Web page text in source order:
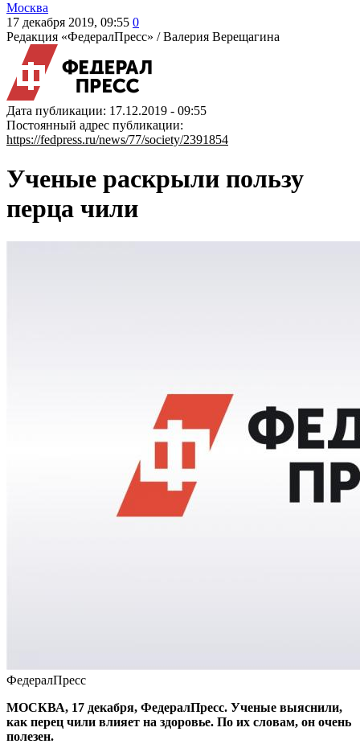
Москва
17 декабря 2019, 09:55 0
Редакция «ФедералПресс» /Валерия Верещагина
Дата публикации: 17.12.2019 - 09:55
Постоянный адрес публикации:
https://fedpress.ru/news/77/society/2391854
Ученые раскрыли пользу
перца чили
ФедералПресс
МОСКВА, 17 декабря, ФедералПресс. Ученые выяснили,
как перец чили влияет на здоровье. По их словам, он очень
полезен.